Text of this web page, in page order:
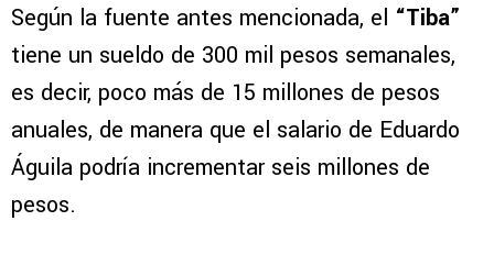
Según la fuente antes mencionada, el “Tiba”
tiene un sueldo de 300 mil pesos semanales,
es decir, poco más de 15 millones de pesos
anuales, de manera que el salario de Eduardo
Águila podría incrementar seis millones de
pesos.